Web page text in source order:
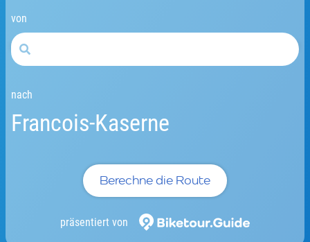
von
nach
Francois-Kaserne
Berechne die Route
präsentiert von